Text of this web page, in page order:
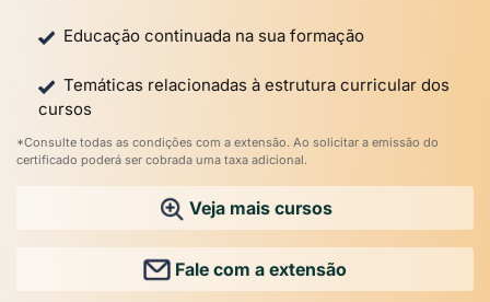
Educação continuada na sua formação
Temáticas relacionadas à estrutura curricular dos
cursos
*Consulte todas as condições com a extensão. Ao solicitar a emissão do
certificado poderá ser cobrada uma taxa adicional.
Veja mais cursos
Fale com a extensão